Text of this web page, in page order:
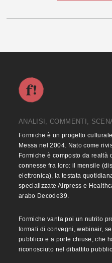
ANALISI, COMMENTI,
Formiche è un progetto
Messa nel 2004. Nato come
Formiche è composto da realtà
connesse fra loro: il mensile
elettronica), la testata
specializzate Airpress e
arabo Decode39.
Formiche vanta poi un nutrito
formati di convegni, webinair,
pubblico e a porte chiuse, che
riconosciuto nel dibattito